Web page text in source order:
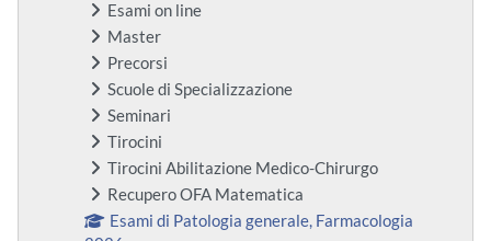
Esami on line
Master
Precorsi
Scuole di Specializzazione
Seminari
Tirocini
Tirocini Abilitazione Medico-Chirurgo
Recupero OFA Matematica
Esami di Patologia generale, Farmacologia